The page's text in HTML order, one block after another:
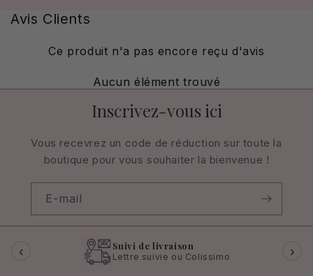
Avis Clients
Ce produit n'a pas encore reçu d'avis
Aucun élément trouvé
Inscrivez-vous ici
Vous recevrez un code de réduction sur toute la
boutique pour vous souhaiter la bienvenue !
E-mail
‹ Suivi de livraison
Lettre suivie ou Colissimo ›